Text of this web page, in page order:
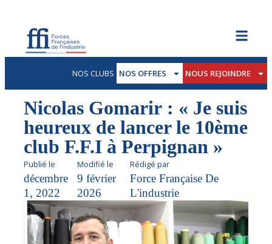
NOS CLUBS NOS OFFRES NOUS REJOINDRE
Nicolas Gomarir : « Je suis
heureux de lancer le 10ème
club F.F.I à Perpignan »
Publié le
décembre
1, 2022
Modifié le
9 février
2026
Rédigé par
Force Française De
L'industrie